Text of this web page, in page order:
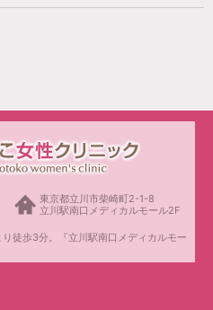
東京都立川市柴崎町2-1-8
立川駅南口メディカルモール2F
徒歩3分。『立川駅南口メディカルモー